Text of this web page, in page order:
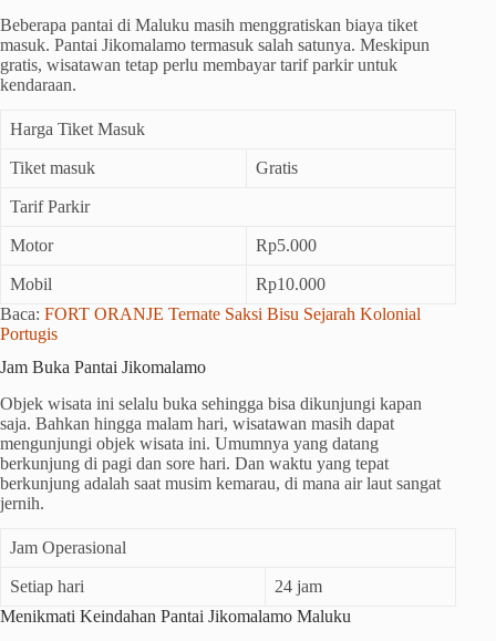
Beberapa pantai di Maluku masih menggratiskan biaya tiket
masuk. Pantai Jikomalamo termasuk salah satunya. Meskipun
gratis, wisatawan tetap perlu membayar tarif parkir untuk
kendaraan.
Harga Tiket Masuk
Tiket masuk Gratis
Tarif Parkir
Motor Rp5.000
Mobil
Rp10.000
Baca: FORT ORANJE Ternate Saksi Bisu Sejarah Kolonial
Portugis
Jam Buka Pantai Jikomalamo
Objek wisata ini selalu buka sehingga bisa dikunjungi kapan
saja. Bahkan hingga malam hari, wisatawan masih dapat
mengunjungi objek wisata ini. Umumnya yang datang
berkunjung di pagi dan sore hari. Dan waktu yang tepat
berkunjung adalah saat musim kemarau, di mana air laut sangat
jernih.
Jam Operasional
Setiap hari
24 jam
Menikmati Keindahan Pantai Jikomalamo Maluku